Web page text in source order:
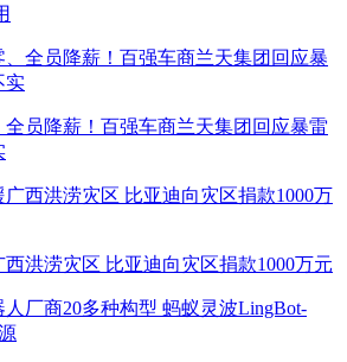
员降薪！百强车商兰天集团回应暴雷
洪涝灾区 比亚迪向灾区捐款1000万元